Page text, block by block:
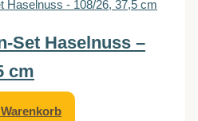
Set Haselnuss –
cm
Warenkorb